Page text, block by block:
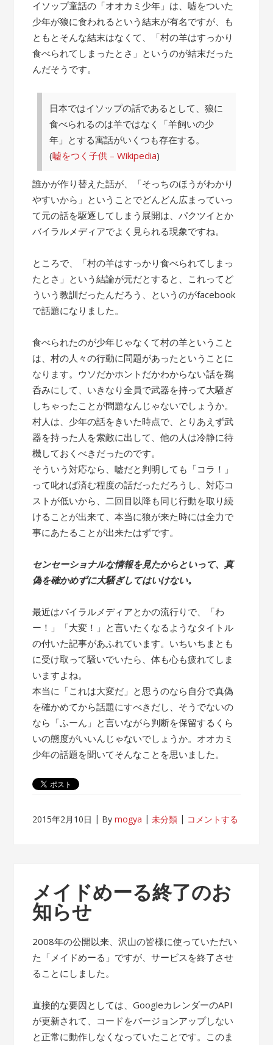
話”
イソップ童話の「オオカミ少年」は、嘘をついた
少年が狼に食われるという結末が有名ですが、も
ともとそんな結末はなくて、「村の羊はすっかり
食べられてしまったとさ」というのが結末だった
んだそうです。
日本ではイソップの話であるとして、狼に
食べられるのは羊ではなく「羊飼いの少
年」とする寓話がいくつも存在する。
(嘘をつく子供 – Wikipedia)
誰かが作り替えた話が、「そっちのほうがわかり
やすいから」ということでどんどん広まっていっ
て元の話を駆逐してしまう展開は、パクツイとか
バイラルメディアでよく見られる現象ですね。
ところで、「村の羊はすっかり食べられてしまっ
たとさ」という結論が元だとすると、これってど
ういう教訓だったんだろう、というのがfacebook
で話題になりました。
食べられたのが少年じゃなくて村の羊ということ
は、村の人々の行動に問題があったということに
なります。ウソだかホントだかわからない話を鵜
呑みにして、いきなり全員で武器を持って大騒ぎ
しちゃったことが問題なんじゃないでしょうか。
村人は、少年の話をきいた時点で、とりあえず武
器を持った人を索敵に出して、他の人は冷静に待
機しておくべきだったのです。
そういう対応なら、嘘だと判明しても「コラ！」
って叱れば済む程度の話だっただろうし、対応コ
ストが低いから、二回目以降も同じ行動を取り続
けることが出来て、本当に狼が来た時には全力で
事にあたることが出来たはずです。
センセーショナルな情報を見たからといって、真
偽を確かめずに大騒ぎしてはいけない。
最近はバイラルメディアとかの流行りで、「わ
ー！」「大変！」と言いたくなるようなタイトル
の付いた記事があふれています。いちいちまとも
に受け取って騒いでいたら、体も心も疲れてしま
いますよね。
本当に「これは大変だ」と思うのなら自分で真偽
を確かめてから話題にすべきだし、そうでないの
なら「ふーん」と言いながら判断を保留するくら
いの態度がいいんじゃないでしょうか。オオカミ
少年の話題を聞いてそんなことを思いました。
2015年2月10日 Bymogya 未分類 コメントする
メイドめーる終了のお
知らせ
2008年の公開以来、沢山の皆様に使っていただい
た「メイドめーる」ですが、サービスを終了させ
ることにしました。
直接的な要因としては、GoogleカレンダーのAPI
が更新されて、コードをバージョンアップしない
と正常に動作しなくなっていたことです。このま